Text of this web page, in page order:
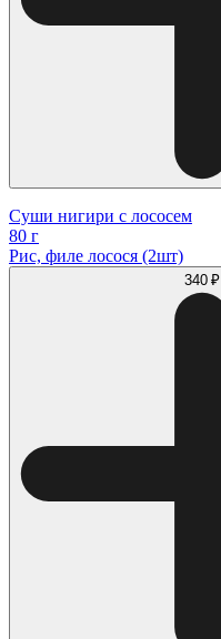
Суши нигири с лососем
80 г
Рис, филе лосося (2шт)
340 ₽